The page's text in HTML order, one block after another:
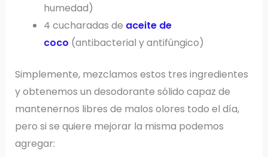
humedad)
4 cucharadas de aceite de
coco (antibacterial y antifúngico)
Simplemente, mezclamos estos tres ingredientes
y obtenemos un desodorante sólido capaz de
mantenernos libres de malos olores todo el día,
pero si se quiere mejorar la misma podemos
agregar: